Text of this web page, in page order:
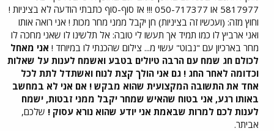
5817977 או 050-717377 !!! אז סוף-סוף כתבתי הודעה לא בציניות !
וחוץ מזה: (ועכשיו זה בציניות) חן יקבל ממני מחר מכות ! אני רואה אותו
ואני ארביץ לו כמו תמיד אך תעשו לי טובה: אל תלשינו לו שאני מחכה לו
מחר בארכיון עם "נבוט" עשוי מ... צילום שהכנתי לו במיוחד ! אני מאחל
לכולם חג שמח עם הרבה טיולים בטבע ואשמח לענות על שאלות
וכדומה לאחר החג ! גם אני הולך קצת לנוח ואשתדל לתת לכל
אחד את התשובה המקצועית שהוא מבקש ! אם אני לא במחשב
באותו רגע, אני בטוח שהאיש שמחר יקבל ממני זבטות, ישמח
לענות לכם למרות שבאמת אני יודע שהוא נורא עסוק ! שלכם,
אביתר.